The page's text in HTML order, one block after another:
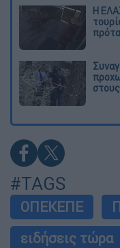
Η
#TAGS
ΟΠΕΚΕΠΕ
ειδήσεις τώρα